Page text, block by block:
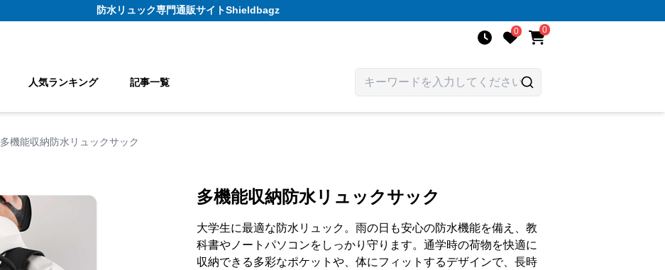
防水リュック専門通販サイトShieldbagz
0 0
人気ランキング 記事一覧
多機能収納防水リュックサック
多機能収納防水リュックサック
大学生に最適な防水リュック。雨の日も安心の防水機能を備え、教
科書やノートパソコンをしっかり守ります。通学時の荷物を快適に
収納できる多彩なポケットや、体にフィットするデザインで、長時